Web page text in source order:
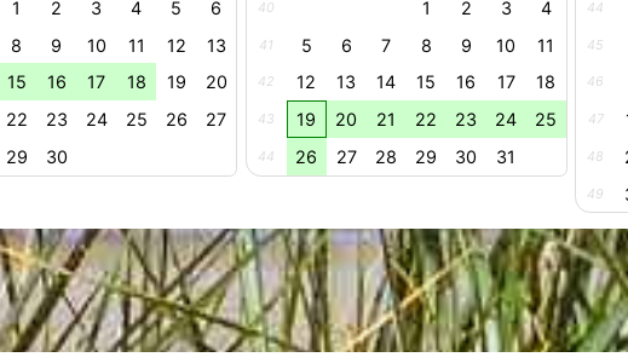
1 2 3 4 5 6
8 9 10 11 12 13
15 16 17 18 19 20
22 23 24 25 26 27
29 30
40 1 2 3 4
41 5 6 7 8 9 10 11
42 12 13 14 15 16 17 18
43 19 20 21 22 23 24 25
44 26 27 28 29 30 31
44
45
46
47
48
49